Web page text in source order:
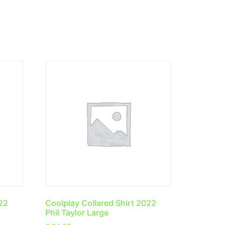
Coolplay Collared Shirt 2022
Phil Taylor Large